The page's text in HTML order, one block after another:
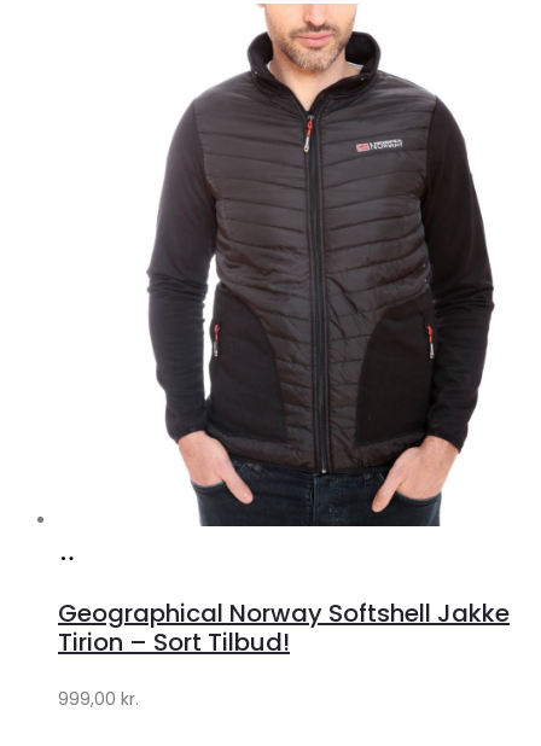
Klædeskabet.dk
Geographical Norway Softshell Jakke
Tirion – Sort Tilbud!
999,00 kr.